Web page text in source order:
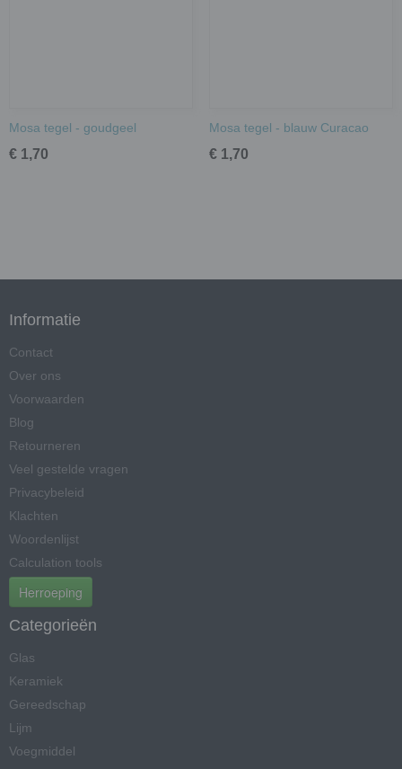
Mosa tegel - goudgeel
€ 1,70
Mosa tegel - blauw Curacao
€ 1,70
Informatie
Contact
Over ons
Voorwaarden
Blog
Retourneren
Veel gestelde vragen
Privacybeleid
Klachten
Woordenlijst
Calculation tools
Herroeping
Categorieën
Glas
Keramiek
Gereedschap
Lijm
Voegmiddel